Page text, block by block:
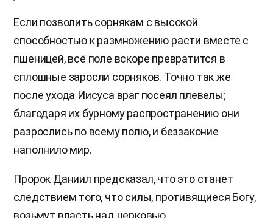
Если позволить сорнякам с высокой
способностью к размножению расти вместе с
пшеницей, всё поле вскоре превратится в
сплошные заросли сорняков. Точно так же
после ухода Иисуса враг посеял плевелы;
благодаря их бурному распространению они
разрослись по всему полю, и беззаконие
наполнило мир.
Пророк Даниил предсказал, что это станет
следствием того, что силы, противящиеся Богу,
возьмут власть над церковью.